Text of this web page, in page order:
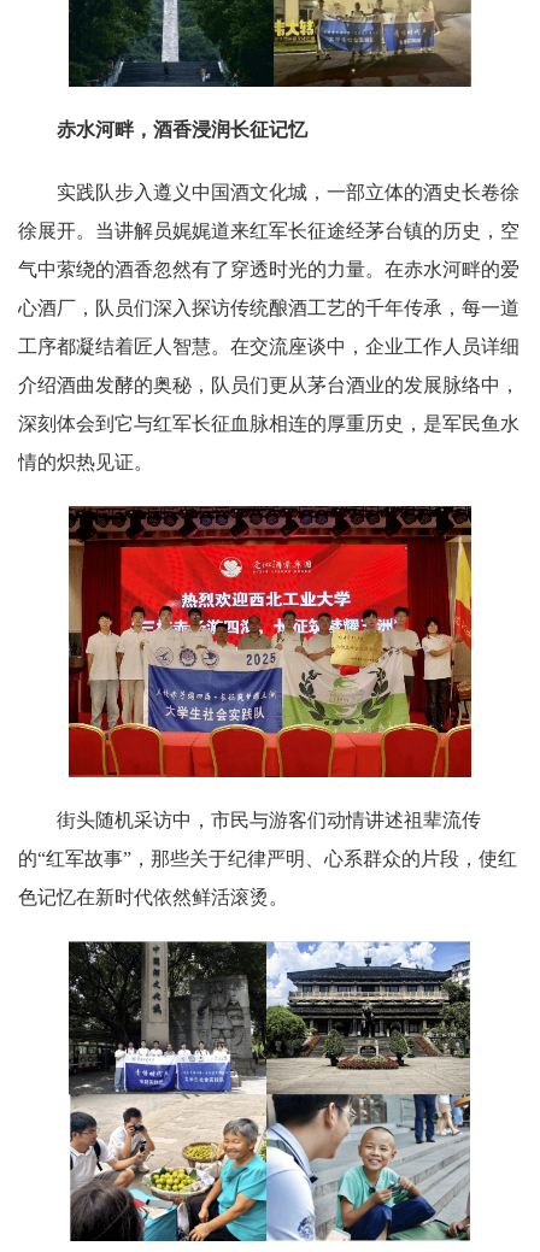
赤水河畔，酒香浸润长征记忆
实践队步入遵义中国酒文化城，一部立体的酒史长卷徐
徐展开。当讲解员娓娓道来红军长征途经茅台镇的历史，空
气中萦绕的酒香忽然有了穿透时光的力量。在赤水河畔的爱
心酒厂，队员们深入探访传统酿酒工艺的千年传承，每一道
工序都凝结着匠人智慧。在交流座谈中，企业工作人员详细
介绍酒曲发酵的奥秘，队员们更从茅台酒业的发展脉络中，
深刻体会到它与红军长征血脉相连的厚重历史，是军民鱼水
情的炽热见证。
街头随机采访中，市民与游客们动情讲述祖辈流传
的“红军故事”，那些关于纪律严明、心系群众的片段，使红
色记忆在新时代依然鲜活滚烫。